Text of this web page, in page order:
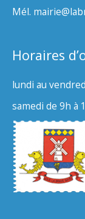
Mél.
Horaires
lundi au
samedi de 9h à